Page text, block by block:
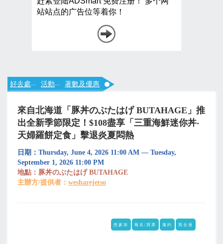
好去處>> 活動>> 著數及優惠
來自北海道「豚丼のぶたはげ BUTAHAGE」推
出全新季節限定！$108盡享「三重海鮮迷你丼‧
天婦羅餅定食」擊退炎夏悶熱
日期：Thursday, June 4, 2026 11:00 AM — Tuesday,
September 1, 2026 11:00 PM
地點：豚丼のぶたはげ BUTAHAGE
主辦方/提供者： wesharejetso
想參加 報名/買票 邀約 我去過